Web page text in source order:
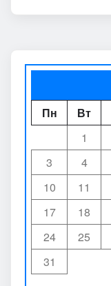
Пн
Вт
1
3
4
10
11
17
18
24
25
31